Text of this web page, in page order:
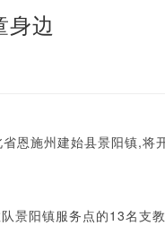
身边
施州建始县景阳镇,将
景阳镇服务点的13名支